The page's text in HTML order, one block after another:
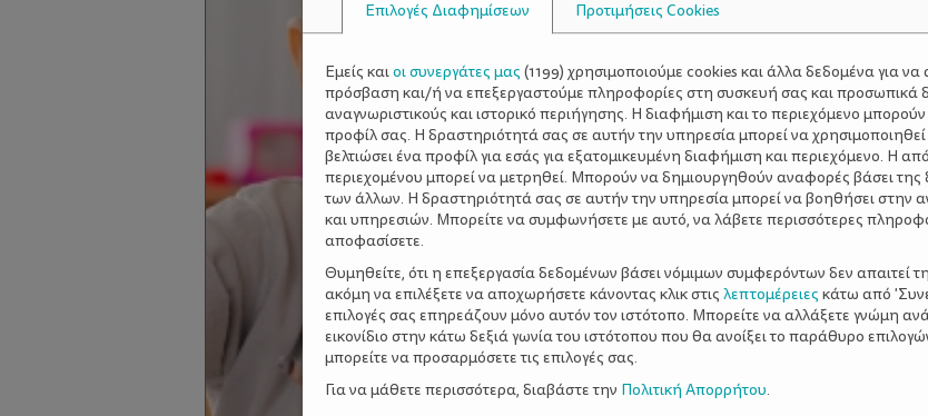
Επιλογές Διαφημίσεων Προτιμήσεις Cookies
Εμείς καιοι συνεργάτες μας (1199) χρησιμοποιούμε cookies και άλλα δεδομένα για
πρόσβαση και/ή να επεξεργαστούμε πληροφορίες στη συσκευή σας και προσωπικά
αναγνωριστικούς και ιστορικό περιήγησης. Η διαφήμιση και το περιεχόμενο
προφίλ σας. Η δραστηριότητά σας σε αυτήν την υπηρεσία μπορεί να χρησιμοποιηθεί
βελτιώσει ένα προφίλ για εσάς για εξατομικευμένη διαφήμιση και περιεχόμενο. Η
περιεχομένου μπορεί να μετρηθεί. Μπορούν να δημιουργηθούν αναφορές βάσει
των άλλων. Η δραστηριότητά σας σε αυτήν την υπηρεσία μπορεί να βοηθήσει στην
και υπηρεσιών. Μπορείτε να συμφωνήσετε με αυτό, να λάβετε περισσότερες
αποφασίσετε.
Θυμηθείτε, ότι η επεξεργασία δεδομένων βάσει νόμιμων συμφερόντων δεν απαιτεί
ακόμη να επιλέξετε να αποχωρήσετε κάνοντας κλικ στις λεπτομέρειες κάτω από
επιλογές σας επηρεάζουν μόνο αυτόν τον ιστότοπο. Μπορείτε να αλλάξετε γνώμη
εικονίδιο στην κάτω δεξιά γωνία του ιστότοπου που θα ανοίξει το παράθυρο
μπορείτε να προσαρμόσετε τις επιλογές σας.
Για να μάθετε περισσότερα, διαβάστε την Πολιτική Απορρήτου.